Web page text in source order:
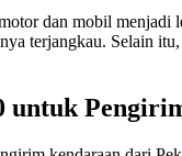
dan mobil
terjangkau. Selain
untuk